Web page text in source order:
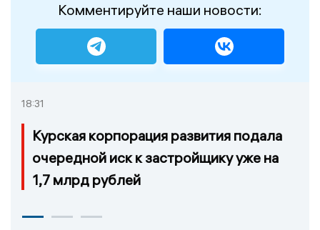
Комментируйте наши новости:
18:31
Курская корпорация развития подала
очередной иск к застройщику уже на
1,7 млрд рублей